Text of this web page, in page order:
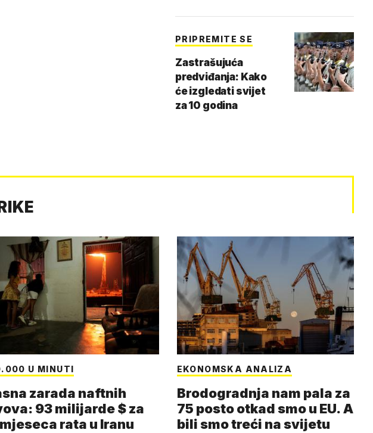
PRIPREMITE SE
Zastrašujuća
predviđanja: Kako
će izgledati svijet
za 10 godina
U MINUTI
zarada naftnih
93 milijarde $ za
rata u Iranu
EKONOMSKA ANALIZA
Brodogradnja nam pala za
75 posto otkad smo u EU. A
bili smo treći na svijetu